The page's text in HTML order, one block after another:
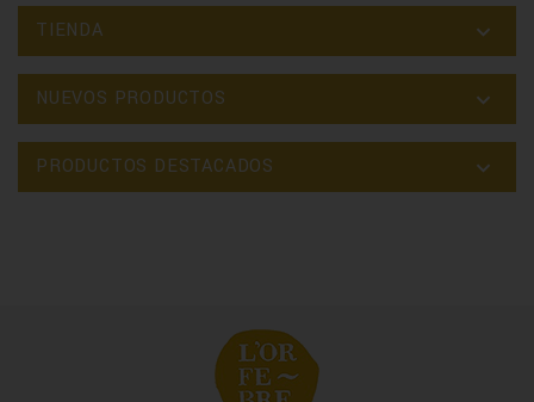
TIENDA 
NUEVOS PRODUCTOS 
PRODUCTOS DESTACADOS 